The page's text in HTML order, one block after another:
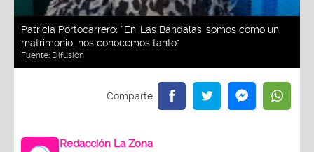
Patricia Portocarrero: “En 'Las Bandalas' somos como un
matrimonio, nos conocemos tanto"
Fuente: Difusión
Redacción La Zona